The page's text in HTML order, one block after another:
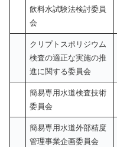
飲料水試験法検討委員
会
クリプトスポリジウム
検査の適正な実施の推
進に関する委員会
簡易専用水道検査技術
委員会
簡易専用水道外部精度
管理事業企画委員会